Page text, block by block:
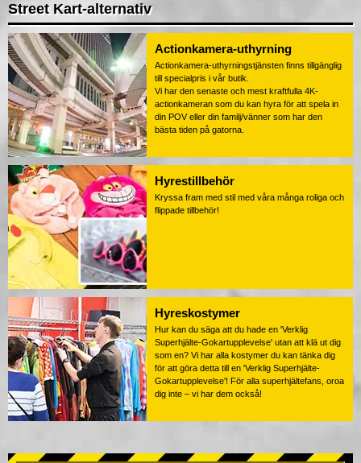
Street Kart-alternativ
Actionkamera-uthyrning
Actionkamera-uthyrningstjänsten finns tillgänglig
till specialpris i vår butik.
Vi har den senaste och mest kraftfulla 4K-
actionkameran som du kan hyra för att spela in
din POV eller din familj/vänner som har den
bästa tiden på gatorna.
Hyrestillbehör
Kryssa fram med stil med våra många roliga och
flippade tillbehör!
Hyreskostymer
Hur kan du säga att du hade en 'Verklig
Superhjälte-Gokartupplevelse' utan att klä ut dig
som en? Vi har alla kostymer du kan tänka dig
för att göra detta till en 'Verklig Superhjälte-
Gokartupplevelse'! För alla superhjältefans, oroa
dig inte – vi har dem också!